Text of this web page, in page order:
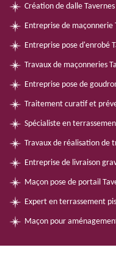
Création de dalle Tavernes
Entreprise de maçonnerie
Entreprise pose d'enrobé
Travaux de maçonneries
Entreprise pose de
Traitement curatif et
Spécialiste en
Travaux de réalisation de
Entreprise de livraison
Maçon pose de portail
Expert en terrassement
Maçon pour